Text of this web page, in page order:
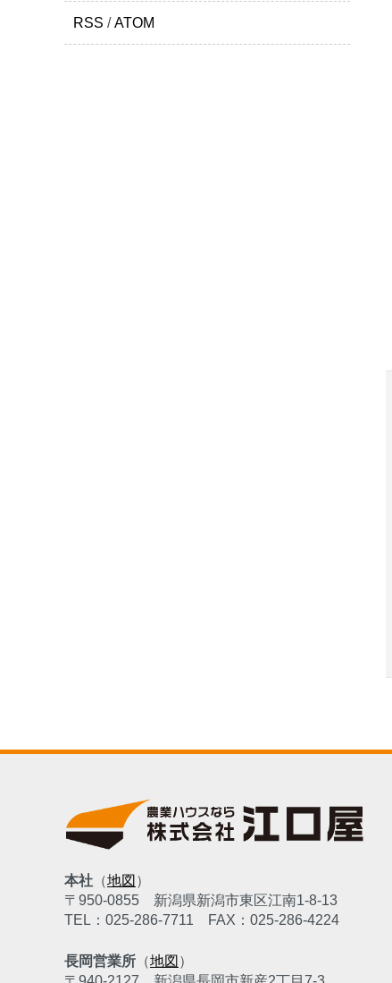
RSS / ATOM
本社 （地図 ）
〒950-0855
新潟県新潟市東区江南1-8-13
TEL：025-286-7711
FAX：025-286-4224
長岡営業所 （地図 ）